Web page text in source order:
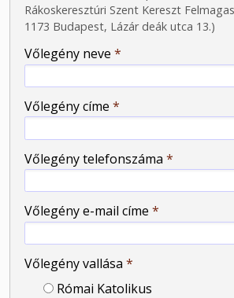
Rákoskeresztúri Szent Kereszt
1173 Budapest, Lázár deák utca 13.)
Vőlegény neve *
Vőlegény címe *
Vőlegény telefonszáma *
Vőlegény e-mail címe *
Vőlegény vallása *
Római Katolikus